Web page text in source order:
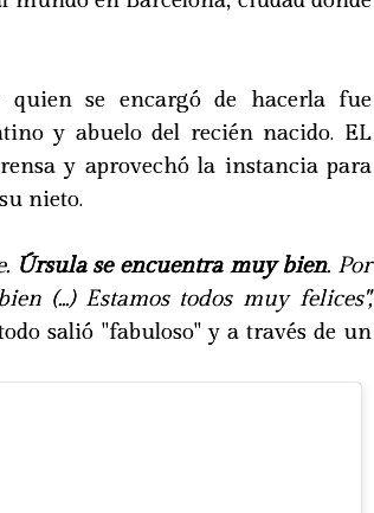
se encargó de hacerla fue
y abuelo del recién nacido. EL
y aprovechó la instancia para
nieto.
Úrsula se encuentra muy bien. Por
(...) Estamos todos muy felices",
salió "fabuloso" y a través de un